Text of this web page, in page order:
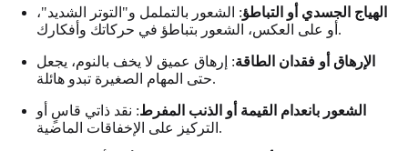
الهياج الجسدي أو التباطؤ: الشعور بالتململ و"التوتر الشديد"،
أو على العكس، الشعور بتباطؤ في حركاتك وأفكارك.
الإرهاق أو فقدان الطاقة: إرهاق عميق لا يخف بالنوم، يجعل
حتى المهام الصغيرة تبدو هائلة.
الشعور بانعدام القيمة أو الذنب المفرط: نقد ذاتي قاسٍ أو
التركيز على الإخفاقات الماضية.